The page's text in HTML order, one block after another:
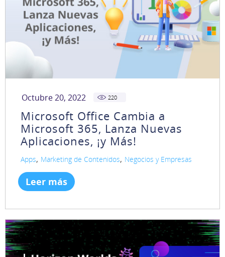
Octubre 20, 2022 220
Microsoft Office Cambia a
Microsoft 365, Lanza Nuevas
Aplicaciones, ¡y Más!
Apps, Marketing de Contenidos, Negocios y Empresas
Leer más